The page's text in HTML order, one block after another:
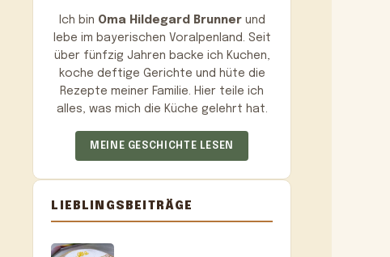
Ich bin Oma Hildegard Brunnerund
lebe im bayerischen Voralpenland. Seit
über fünfzig Jahren backe ich Kuchen,
koche deftige Gerichte und hüte die
Rezepte meiner Familie. Hier teile ich
alles, was mich die Küche gelehrt hat.
MEINE GESCHICHTE LESEN
LIEBLINGSBEITRÄGE